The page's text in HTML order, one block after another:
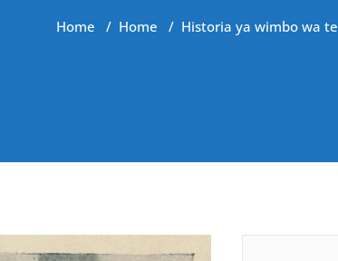
Home / Home / Historia ya wimbo wa